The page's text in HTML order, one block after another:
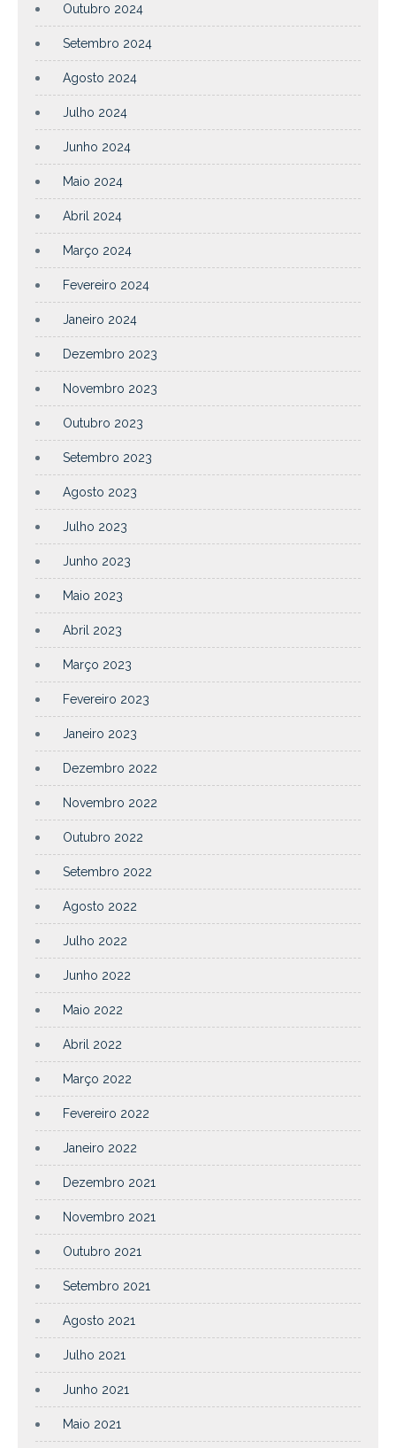
Outubro 2024
Setembro 2024
Agosto 2024
Julho 2024
Junho 2024
Maio 2024
Abril 2024
Março 2024
Fevereiro 2024
Janeiro 2024
Dezembro 2023
Novembro 2023
Outubro 2023
Setembro 2023
Agosto 2023
Julho 2023
Junho 2023
Maio 2023
Abril 2023
Março 2023
Fevereiro 2023
Janeiro 2023
Dezembro 2022
Novembro 2022
Outubro 2022
Setembro 2022
Agosto 2022
Julho 2022
Junho 2022
Maio 2022
Abril 2022
Março 2022
Fevereiro 2022
Janeiro 2022
Dezembro 2021
Novembro 2021
Outubro 2021
Setembro 2021
Agosto 2021
Julho 2021
Junho 2021
Maio 2021